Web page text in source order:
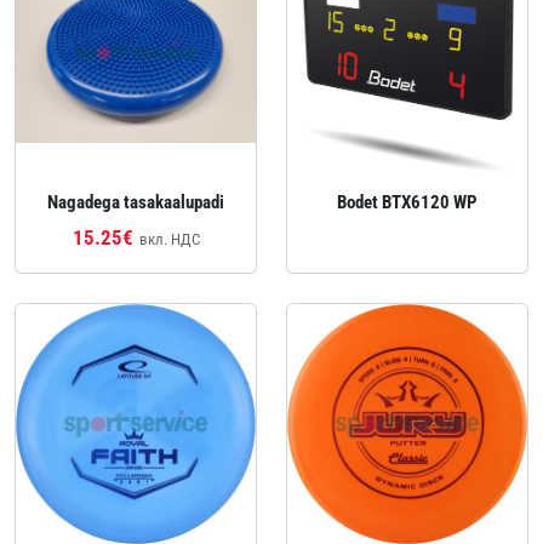
Nagadega tasakaalupadi
15.25€ вкл. НДС
Bodet BTX6120 WP